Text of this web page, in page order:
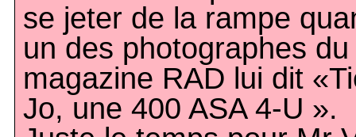
se jeter de la rampe
un des photographes du
magazine RAD lui dit
Jo, une 400 ASA 4-U ».